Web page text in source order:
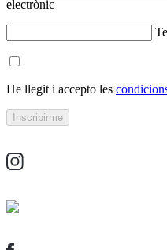
electrònic
He llegit i accepto les